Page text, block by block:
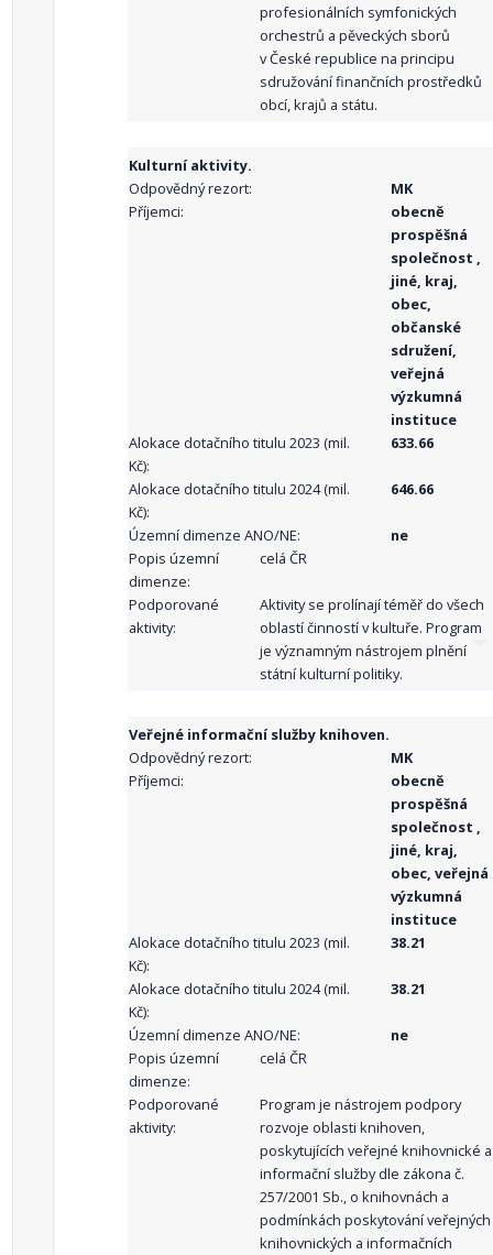
profesionálních symfonických
orchestrů a pěveckých sborů
v České republice na principu
sdružování finančních prostředků
obcí, krajů a státu.
Kulturní aktivity.
Odpovědný rezort:
MK
Příjemci:
obecně
prospěšná
společnost ,
jiné, kraj,
obec,
občanské
sdružení,
veřejná
výzkumná
instituce
Alokace dotačního titulu 2023 (mil.
Kč):
633.66
Alokace dotačního titulu 2024 (mil.
Kč):
646.66
Územní dimenze ANO/NE:
ne
Popis územní
dimenze:
celá ČR
Podporované
aktivity:
Aktivity se prolínají téměř do všech
oblastí činností v kultuře. Program
je významným nástrojem plnění
státní kulturní politiky.
Veřejné informační služby knihoven.
Odpovědný rezort:
MK
Příjemci:
obecně
prospěšná
společnost ,
jiné, kraj,
obec, veřejná
výzkumná
instituce
Alokace dotačního titulu 2023 (mil.
Kč):
38.21
Alokace dotačního titulu 2024 (mil.
Kč):
38.21
Územní dimenze ANO/NE:
ne
Popis územní
dimenze:
celá ČR
Podporované
aktivity:
Program je nástrojem podpory
rozvoje oblasti knihoven,
poskytujících veřejné knihovnické a
informační služby dle zákona č.
257/2001 Sb., o knihovnách a
podmínkách poskytování veřejných
knihovnických a informačních